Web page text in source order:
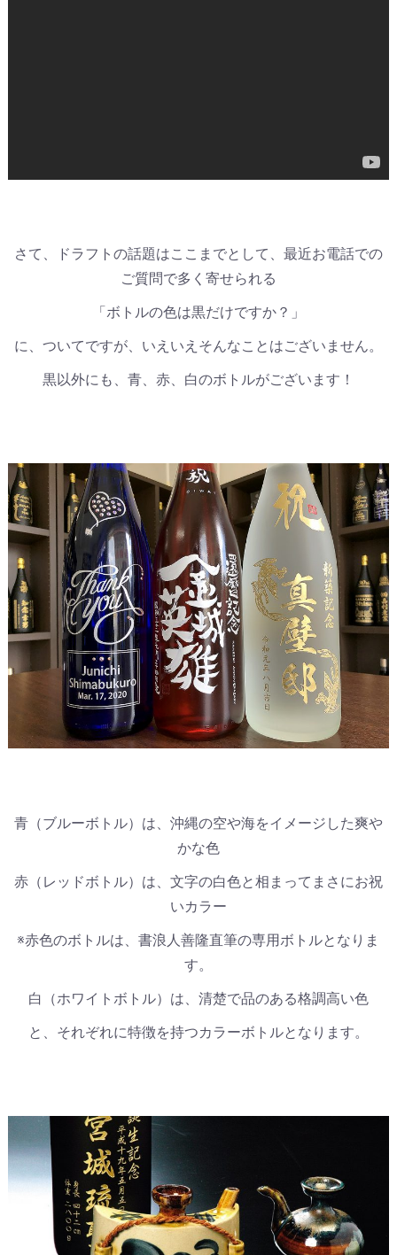
さて、ドラフトの話題はここまでとして、最近お電話での
ご質問で多く寄せられる
「ボトルの色は黒だけですか？」
に、ついてですが、いえいえそんなことはございません。
黒以外にも、青、赤、白のボトルがございます！
青（ブルーボトル）は、沖縄の空や海をイメージした爽や
かな色
赤（レッドボトル）は、文字の白色と相まってまさにお祝
いカラー
※赤色のボトルは、書浪人善隆直筆の専用ボトルとなりま
す。
白（ホワイトボトル）は、清楚で品のある格調高い色
と、それぞれに特徴を持つカラーボトルとなります。